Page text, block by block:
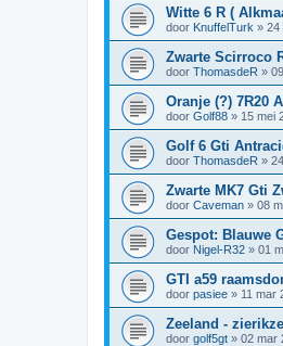
Witte 6 R (
door KnuffelTurk » 24
Zwarte Scirroco
door ThomasdeR »
Oranje (?) 7R20
door Golf88 » 15 mei
Golf 6 Gti
door ThomasdeR »
Zwarte MK7 Gti
door Caveman » 08
Gespot: Blauwe
door Nigel-R32 » 01
GTI a59
door pasiee » 11 mar
Zeeland -
door golf5gt » 02 mar